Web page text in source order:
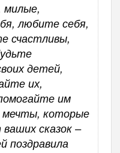
милые,
любите себя,
счастливы,
детей,
их,
им
мечты, которые
сказок –
поздравила